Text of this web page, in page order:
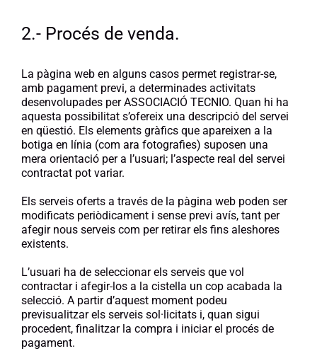
2.- Procés de venda.
La pàgina web en alguns casos permet registrar-se,
amb pagament previ, a determinades activitats
desenvolupades per ASSOCIACIÓ TECNIO. Quan hi ha
aquesta possibilitat s’ofereix una descripció del servei
en qüestió. Els elements gràfics que apareixen a la
botiga en línia (com ara fotografies) suposen una
mera orientació per a l’usuari; l’aspecte real del servei
contractat pot variar.
Els serveis oferts a través de la pàgina web poden ser
modificats periòdicament i sense previ avís, tant per
afegir nous serveis com per retirar els fins aleshores
existents.
L’usuari ha de seleccionar els serveis que vol
contractar i afegir-los a la cistella un cop acabada la
selecció. A partir d’aquest moment podeu
previsualitzar els serveis sol·licitats i, quan sigui
procedent, finalitzar la compra i iniciar el procés de
pagament.